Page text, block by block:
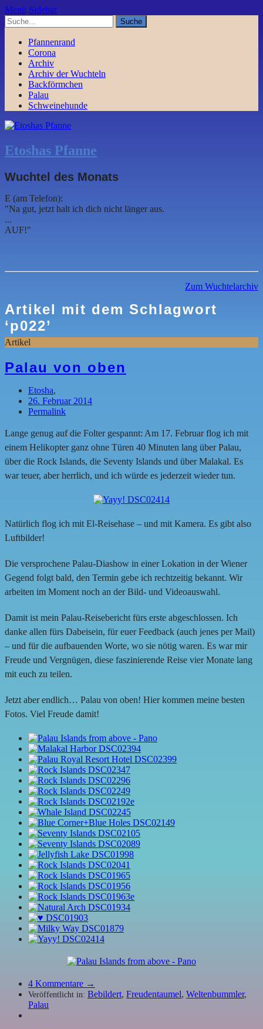
Menü Sidebar
Pfannenrand
Corona
Archiv
Archiv der Wuchteln
Backförmchen
Palau
Schweinehunde
Etoshas Pfanne
Wuchtel des Monats
E (am Telefon):
"Na gut, jetzt halt ich dich nicht länger aus.
...
AUF!"
Zum Wuchtelarchiv
Artikel mit dem Schlagwort
‘p022’
Artikel
Palau von oben
Etosha,
26. Februar 2014
Permalink
Lange genug auf die Folter gespannt: Am 17. Februar flog ich mit
einem Helikopter ganz ohne Türen 40 Minuten lang über Palau,
über die Rock Islands, die Seventy Islands und über Malakal. Es
war teuer, aber herrlich, und ich würde es jederzeit wieder tun.
Natürlich flog ich mit El-Reisehase – und mit Kamera. Es gibt also
Luftbilder!
Die versprochene Palau-Diashow in einer Lokation in der Wiener
Gegend folgt bald, den Termin gebe ich rechtzeitig bekannt. Wir
arbeiten im Moment noch an der Bild- und Videoauswahl.
Damit ist mein Palau-Reisebericht fürs erste abgeschlossen. Ich
danke allen fürs Dabeisein, für euer Feedback (auch jenes per Mail)
– und für die aufbauenden Worte, wo sie nötig waren. Es war mir
Freude und Vergnügen, diese faszinierende Reise vier Monate lang
mit euch zu teilen.
Jetzt aber endlich… Palau von oben! Hier kommen meine besten
Fotos. Viel Freude damit!
4 Kommentare →
Veröffentlicht in: Bebildert, Freudentaumel, Weltenbummler,
Palau